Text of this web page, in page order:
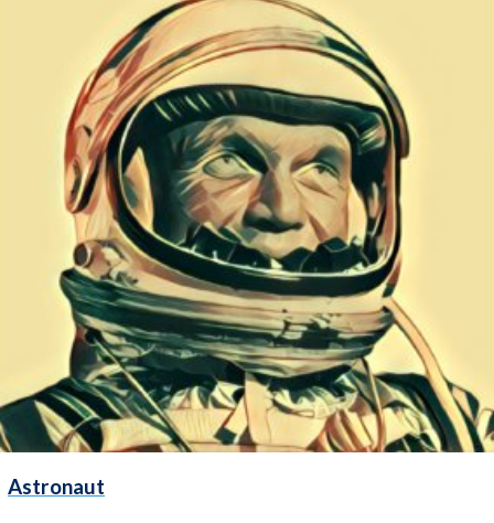
Astronaut